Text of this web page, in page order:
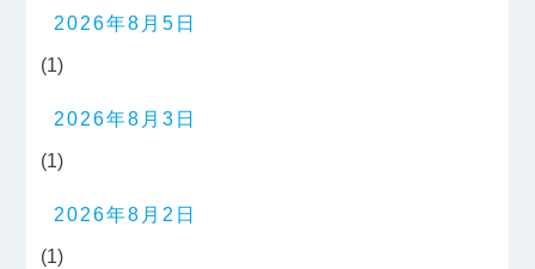
2026年8月5日
(1)
2026年8月3日
(1)
2026年8月2日
(1)